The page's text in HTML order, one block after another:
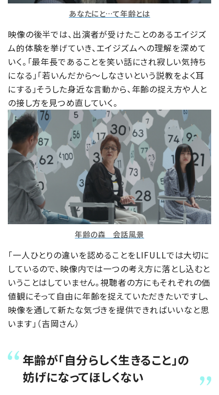
あなたにと…て年齢とは
映像の後半では、出演者が受けたことのあるエイジズ
ム的体験を挙げていき、エイジズムへの理解を深めて
いく。「最年長であることを笑い話にされ寂しい気持ち
になる」「若いんだから～しなさいという説教をよく耳
にする」そうした身近な言動から、年齢の捉え方や人と
の接し方を見つめ直していく。
年齢の森 会話風景
「一人ひとりの違いを認めることをLIFULLでは大切に
しているので、映像内では一つの考え方に落とし込むと
いうことはしていません。視聴者の方にもそれぞれの価
値観にそって自由に年齢を捉えていただきたいですし、
映像を通して新たな気づきを提供できればいいなと思
います」（吉岡さん）
年齢が「自分らしく生きること」の
妨げになってほしくない